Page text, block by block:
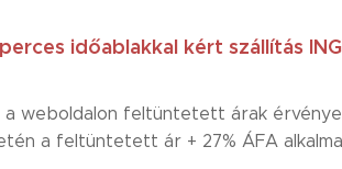
időablakkal kért szállítás
a weboldalon feltüntetett árak
a feltüntetett ár + 27% ÁFA